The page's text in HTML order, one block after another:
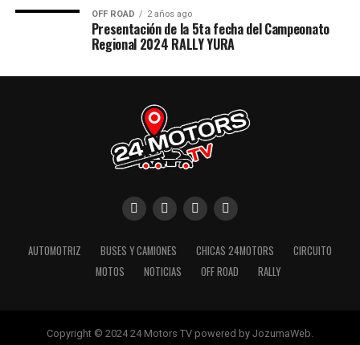
OFF ROAD 2 años ago
Presentación de la 5ta fecha del Campeonato
Regional 2024 RALLY YURA
AUTOMOTRIZ BUSES Y CAMIONES CHICAS 24MOTORS
CIRCUITO
MOTOS
NOTICIAS OFF ROAD RALLY
Copyright © 2024 24 Motors TV powered by JozumaWeb.